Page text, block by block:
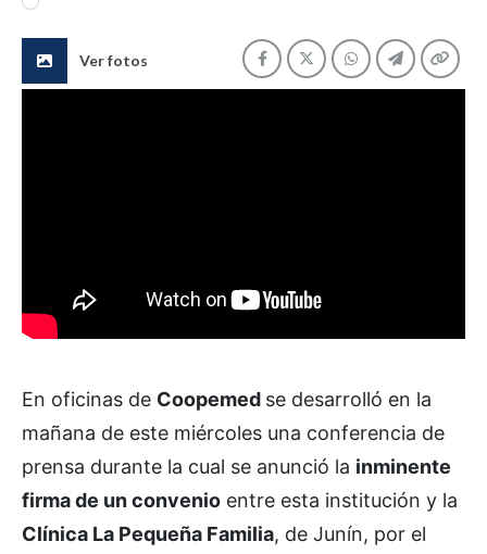
Ver fotos
En oficinas de Coopemed se desarrolló en la
mañana de este miércoles una conferencia de
prensa durante la cual se anunció la inminente
firma de un convenio entre esta institución y la
Clínica La Pequeña Familia, de Junín, por el